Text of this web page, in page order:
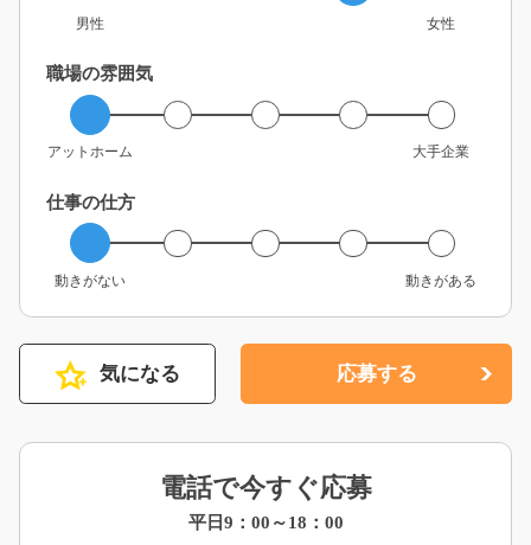
男性 女性
職場の雰囲気
アットホーム 大手企業
仕事の仕方
動きがない 動きがある
気になる 応募する
電話で今すぐ応募
平日9：00～18：00